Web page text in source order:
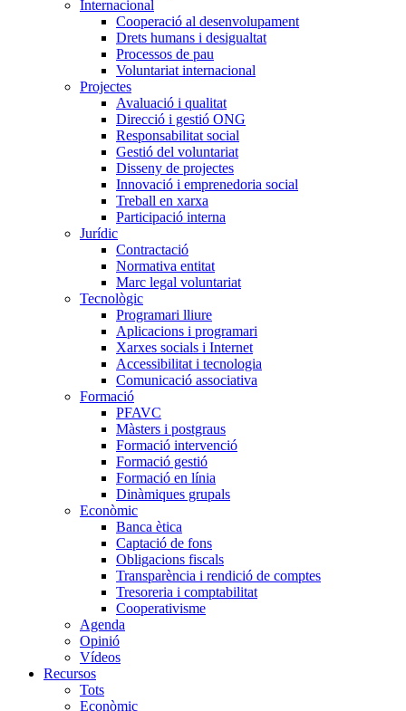
Internacional
Cooperació al desenvolupament
Drets humans i desigualtat
Processos de pau
Voluntariat internacional
Projectes
Avaluació i qualitat
Direcció i gestió ONG
Responsabilitat social
Gestió del voluntariat
Disseny de projectes
Innovació i emprenedoria social
Treball en xarxa
Participació interna
Jurídic
Contractació
Normativa entitat
Marc legal voluntariat
Tecnològic
Programari lliure
Aplicacions i programari
Xarxes socials i Internet
Accessibilitat i tecnologia
Comunicació associativa
Formació
PFAVC
Màsters i postgraus
Formació intervenció
Formació gestió
Formació en línia
Dinàmiques grupals
Econòmic
Banca ètica
Captació de fons
Obligacions fiscals
Transparència i rendició de comptes
Tresoreria i comptabilitat
Cooperativisme
Agenda
Opinió
Vídeos
Recursos
Tots
Econòmic